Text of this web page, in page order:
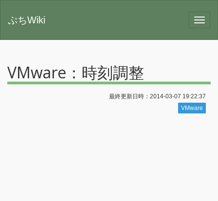
ぷちWiki
VMware：時刻調整
最終更新日時：2014-03-07 19:22:37
VMware